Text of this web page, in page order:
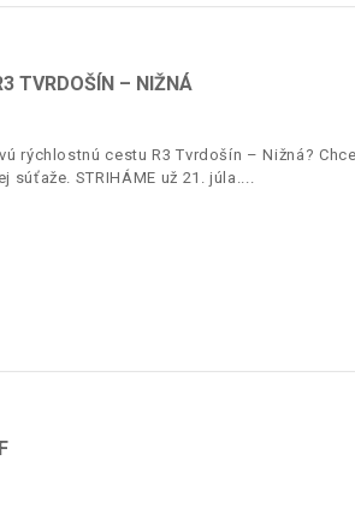
TVRDOŠÍN – NIŽNÁ
rýchlostnú cestu R3 Tvrdošín – Nižná?
STRIHÁME už 21. júla.